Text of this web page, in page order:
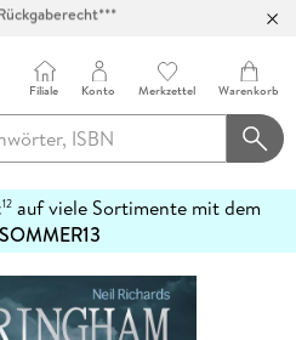
über 100 Filialen
Filiale Konto Merkzettel Warenkorb
12auf viele Sortimente mit dem
SOMMER13